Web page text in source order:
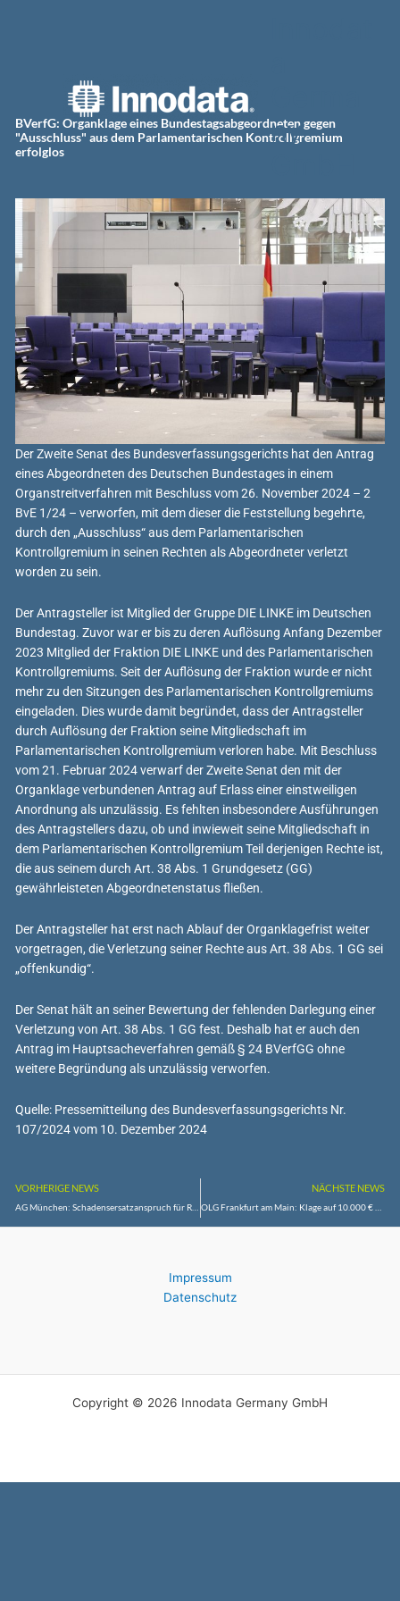
ny
BVerfG: Organklage eines Bundestagsabgeordneten gegen
"Ausschluss" aus dem Parlamentarischen Kontrollgremium
erfolglos
Der Zweite Senat des Bundesverfassungsgerichts hat den Antrag
eines Abgeordneten des Deutschen Bundestages in einem
Organstreitverfahren mit Beschluss vom 26. November 2024 – 2
BvE 1/24 – verworfen, mit dem dieser die Feststellung begehrte,
durch den „Ausschluss“ aus dem Parlamentarischen
Kontrollgremium in seinen Rechten als Abgeordneter verletzt
worden zu sein.
Der Antragsteller ist Mitglied der Gruppe DIE LINKE im Deutschen
Bundestag. Zuvor war er bis zu deren Auflösung Anfang Dezember
2023 Mitglied der Fraktion DIE LINKE und des Parlamentarischen
Kontrollgremiums. Seit der Auflösung der Fraktion wurde er nicht
mehr zu den Sitzungen des Parlamentarischen Kontrollgremiums
eingeladen. Dies wurde damit begründet, dass der Antragsteller
durch Auflösung der Fraktion seine Mitgliedschaft im
Parlamentarischen Kontrollgremium verloren habe. Mit Beschluss
vom 21. Februar 2024 verwarf der Zweite Senat den mit der
Organklage verbundenen Antrag auf Erlass einer einstweiligen
Anordnung als unzulässig. Es fehlten insbesondere Ausführungen
des Antragstellers dazu, ob und inwieweit seine Mitgliedschaft in
dem Parlamentarischen Kontrollgremium Teil derjenigen Rechte ist,
die aus seinem durch Art. 38 Abs. 1 Grundgesetz (GG)
gewährleisteten Abgeordnetenstatus fließen.
Der Antragsteller hat erst nach Ablauf der Organklagefrist weiter
vorgetragen, die Verletzung seiner Rechte aus Art. 38 Abs. 1 GG sei
„offenkundig“.
Der Senat hält an seiner Bewertung der fehlenden Darlegung einer
Verletzung von Art. 38 Abs. 1 GG fest. Deshalb hat er auch den
Antrag im Hauptsacheverfahren gemäß § 24 BVerfGG ohne
weitere Begründung als unzulässig verworfen.
Quelle: Pressemitteilung des Bundesverfassungsgerichts Nr.
107/2024 vom 10. Dezember 2024
VORHERIGE NEWS NÄCHSTE NEWS
Impressum
Datenschutz
Copyright © 2026 Innodata Germany GmbH